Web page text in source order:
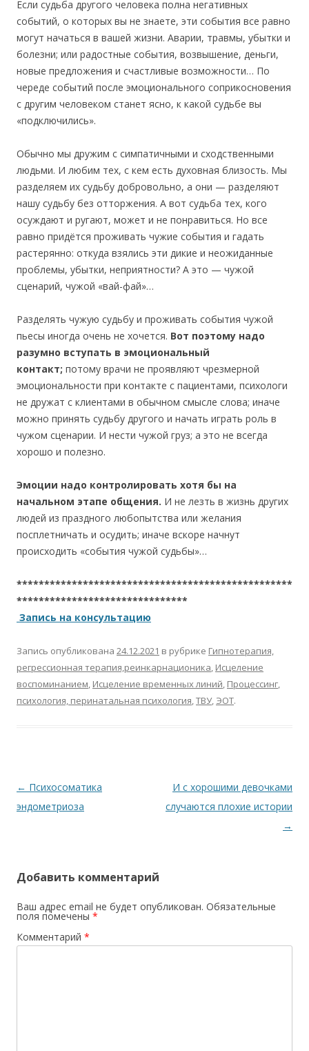
Если судьба другого человека полна негативных
событий, о которых вы не знаете, эти события все равно
могут начаться в вашей жизни. Аварии, травмы, убытки и
болезни; или радостные события, возвышение, деньги,
новые предложения и счастливые возможности… По
череде событий после эмоционального соприкосновения
с другим человеком станет ясно, к какой судьбе вы
«подключились».
Обычно мы дружим с симпатичными и сходственными
людьми. И любим тех, с кем есть духовная близость. Мы
разделяем их судьбу добровольно, а они — разделяют
нашу судьбу без отторжения. А вот судьба тех, кого
осуждают и ругают, может и не понравиться. Но все
равно придётся проживать чужие события и гадать
растерянно: откуда взялись эти дикие и неожиданные
проблемы, убытки, неприятности? А это — чужой
сценарий, чужой «вай-фай»…
Разделять чужую судьбу и проживать события чужой
пьесы иногда очень не хочется. Вот поэтому надо
разумно вступать в эмоциональный
контакт; потому врачи не проявляют чрезмерной
эмоциональности при контакте с пациентами, психологи
не дружат с клиентами в обычном смысле слова; иначе
можно принять судьбу другого и начать играть роль в
чужом сценарии. И нести чужой груз; а это не всегда
хорошо и полезно.
Эмоции надо контролировать хотя бы на
начальном этапе общения. И не лезть в жизнь других
людей из праздного любопытства или желания
посплетничать и осудить; иначе вскоре начнут
происходить «события чужой судьбы»…
**************************************************
*******************************
Запись на консультацию
Запись опубликована 24.12.2021 в рубрике Гипнотерапия,
регрессионная терапия,реинкарнационика, Исцеление
воспоминанием, Исцеление временных линий, Процессинг,
психология, перинатальная психология,ТВУ, ЭОТ.
Навигация по записям
← Психосоматика
эндометриоза
И с хорошими девочками
случаются плохие истории
→
Добавить комментарий
Ваш адрес email не будет опубликован. Обязательные
поля помечены *
Комментарий *